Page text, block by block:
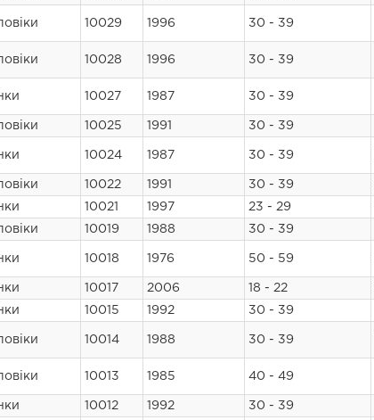
10029 1996 30 - 39
10028 1996 30 - 39
10027 1987 30 - 39
10025 1991 30 - 39
10024 1987 30 - 39
10022 1991 30 - 39
10021 1997 23 - 29
10019 1988 30 - 39
10018 1976 50 - 59
10017 2006 18 - 22
10015 1992 30 - 39
10014 1988 30 - 39
10013 1985 40 - 49
10012 1992 30 - 39